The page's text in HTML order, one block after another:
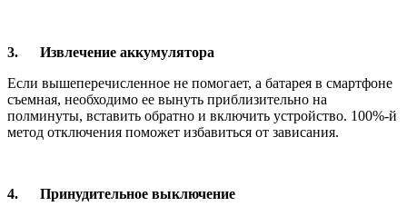
3. Извлечение аккумулятора
Если вышеперечисленное не помогает, а батарея в смартфоне
съемная, необходимо ее вынуть приблизительно на
полминуты, вставить обратно и включить устройство. 100%-й
метод отключения поможет избавиться от зависания.
4. Принудительное выключение